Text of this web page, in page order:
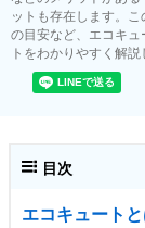
ットも存在します。
の目安など、エコキ
トをわかりやすく解説
目次
エコキュート